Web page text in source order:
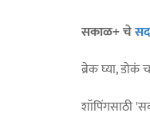
सकाळ+ चे
ब्रेक घ्या, डोकं
शॉपिंगसाठी